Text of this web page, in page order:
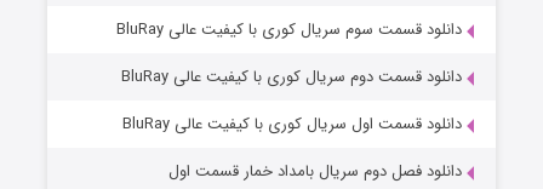
وستی ها
قسمت1 (زیرنویس) منتشر شد
دانلود قسمت سوم سریال کوری با کیفیت عالی BluRay
دانلود قسمت دوم سریال کوری با کیفیت عالی BluRay
دانلود قسمت اول سریال کوری با کیفیت عالی BluRay
دانلود فصل دوم سریال بامداد خمار قسمت اول